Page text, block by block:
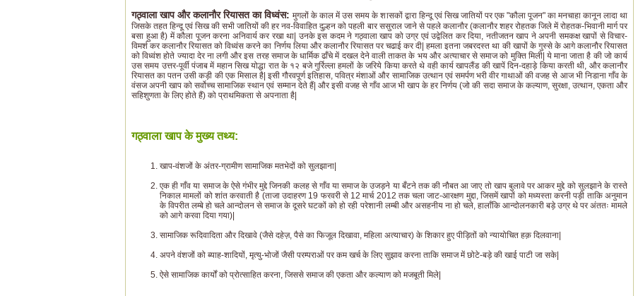
गठ्वाला खाप और कलानौर रियासत का विध्वंस:मुगलों के काल में उस समय के शासकों द्वारा हिन्दू एवं सिख जातियों पर एक "कौला पूजन" का मनचाहा कानून लादा था
जिसके तहत हिन्दू एवं सिख की सभी जातियों की हर नव-विवाहित दुल्हन को पहली बार ससुराल जाने से पहले कलानौर (कलानौर शहर रोहतक जिले में रोहतक-भिवानी मार्ग पर
बसा हुआ है) में कौला पूजन करना अनिवार्य कर रखा था| उनके इस कदम ने गठ्वाला खाप को उग्र एवं उद्वेलित कर दिया, नतीजतन खाप ने अपनी समकक्ष खापों से विचार-
विमर्श कर कलानौर रियासत को विध्वंस करने का निर्णय लिया और कलानौर रियासत पर चढाई कर दी| हमला इतना जबरदस्त था की खापों के गुस्से के आगे कलानौर रियासत
को विध्वंश होते ज्यादा देर ना लगी और इस तरह समाज के धार्मिक ढाँचे में दखल देने वाली ताकत के भय और अत्याचार से समाज को मुक्ति मिली| ये माना जाता है की जो कार्य
उस समय उत्तर-पूर्वी पंजाब में महान सिख योद्धा रात के १२ बजे गुर्रिल्ला हमलों के जरिये किया करते थे वही कार्य खापलैंड की खापें दिन-दहाड़े किया करती थी, और कलानौर
रियासत का पतन उसी कड़ी की एक मिसाल है| इसी गौरवपूर्ण इतिहास, पवित्र मंशाओं और सामाजिक उत्थान एवं समर्पण भरी वीर गाथाओं की वजह से आज भी निडाना गाँव के
वंसज अपनी खाप को सर्वोच्च सामाजिक स्थान एवं सम्मान देते हैं| और इसी वजह से गाँव आज भी खाप के हर निर्णय (जो की सदा समाज के कल्याण, सुरक्षा, उत्थान, एकता और
सहिशुणता के लिए होते हैं) को प्राथमिकता से अपनाता है|
गठ्वाला खाप के मुख्य तथ्य:
खाप-वंशजों के अंतर-ग्रामीण सामाजिक मतभेदों को सुलझाना|
एक ही गाँव या समाज के ऐसे गंभीर मुद्दे जिनकी कलह से गाँव या समाज के उजड़ने या बँटने तक की नौबत आ जाए तो खाप बुलावे पर आकर मुद्दे को सुलझाने के रास्ते
निकाल मामलों को शांत करवाती है (ताजा उदाहरण 19 फरवरी से 12 मार्च 2012 तक चला जाट-आरक्षण मुद्दा, जिसमें खापों को मध्यस्ता करनी पड़ी ताकि अनुमान
के विपरीत लम्बे हो चले आन्दोलन से समाज के दूसरे घटकों को हो रही परेशानी लम्बी और असहनीय ना हो चले, हालाँकि आन्दोलनकारी बड़े उग्र थे पर अंततः मामले
को आगे करवा दिया गया)|
सामाजिक रूदिवादिता और दिखावे (जैसे दहेज़, पैसे का फिजूल दिखावा, महिला अत्याचार) के शिकार हुए पीड़ितों को न्यायोचित हक़ दिलवाना|
अपने वंशजों को ब्याह-शादियों, मृत्यु-भोजों जैसी परम्पराओं पर कम खर्च के लिए सुझाव करना ताकि समाज में छोटे-बड़े की खाई पाटी जा सके|
ऐसे सामाजिक कार्यों को प्रोत्साहित करना, जिससे समाज की एकता और कल्याण को मजबूती मिले|